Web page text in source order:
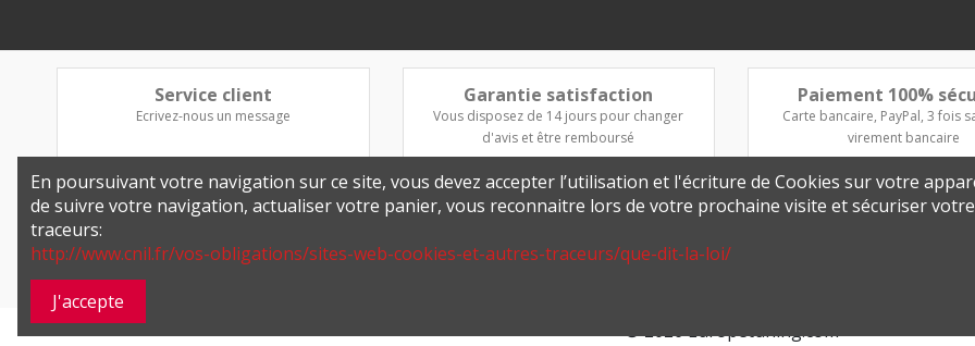
Service client
Ecrivez-nous un message
Garantie satisfaction
Vous disposez de 14 jours pour changer
d'avis et être remboursé
Paiement 100%
Carte bancaire, PayPal, 3 fois
virement bancaire
© 2026 Europetuning.com
En poursuivant votre navigation sur ce site, vous devez accepter l’utilisation et l'écriture de Cookies sur votre
de suivre votre navigation, actualiser votre panier, vous reconnaitre lors de votre prochaine visite et sécuriser
traceurs:
http://www.cnil.fr/vos-obligations/sites-web-cookies-et-autres-traceurs/que-dit-la-loi/
J'accepte